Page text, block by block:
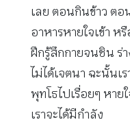
เลย ตอนกินข้าว ต
อาหารหายใจเข้า ห
ฝึกรู้สึกกายจนชิน ร่
ไม่ได้เจตนา ฉะนั้นเ
พุทโธไปเรื่อยๆ หาย
เราจะได้มีกำลัง